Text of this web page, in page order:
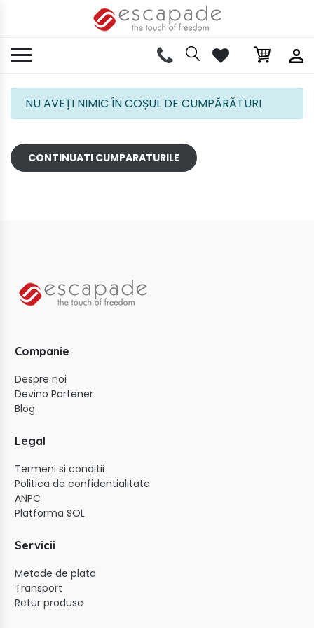
NU AVEȚI NIMIC ÎN COȘUL DE CUMPĂRĂTURI
CONTINUATI CUMPARATURILE
Companie
Despre noi
Devino Partener
Blog
Legal
Termeni si conditii
Politica de confidentialitate
ANPC
Platforma SOL
Servicii
Metode de plata
Transport
Retur produse